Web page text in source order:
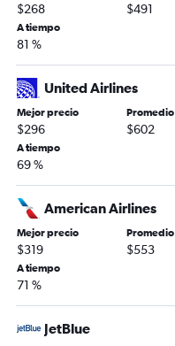
$268 $491
A tiempo
81 %
United Airlines
Mejor precio
$296
Promedio
$602
A tiempo
69 %
American Airlines
Mejor precio
$319
Promedio
$553
A tiempo
71 %
JetBlue